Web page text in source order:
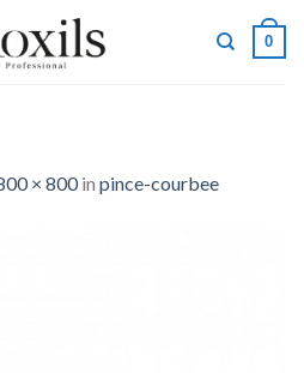
0
× 800in pince-courbee